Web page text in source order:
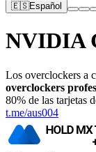
🇪🇸Español
NVIDIA
Los overclockers a
overclockers
80% de las tarjetas
t.me/aus004